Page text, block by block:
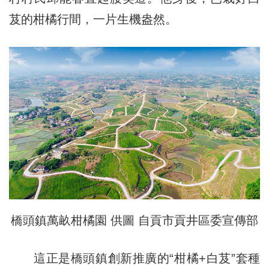
芨的柑橘行間，一片生機盎然。
橋頭鎮萬畝柑橘園 供圖 自貢市貢井區委宣傳部
這正是橋頭鎮創新推廣的“柑橘+白芨”套種